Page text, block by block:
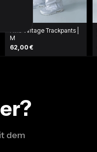
Nike Vintage Trackpants |
M
62,00 €
dem